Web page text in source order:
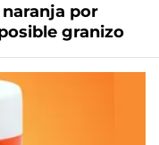
por
granizo